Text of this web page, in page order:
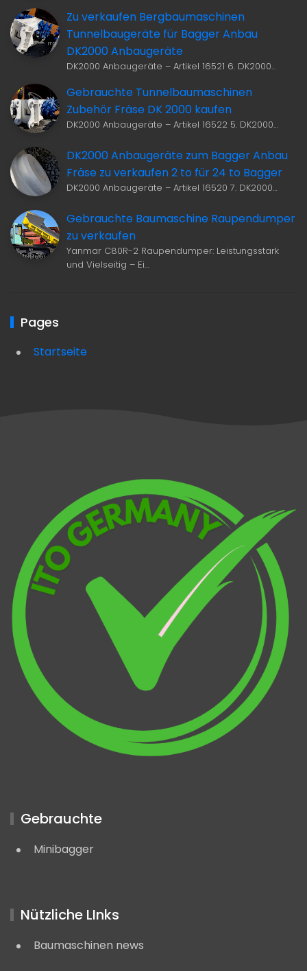
Zu verkaufen Bergbaumaschinen
Tunnelbaugeräte für Bagger Anbau
DK2000 Anbaugeräte
DK2000 Anbaugeräte – Artikel 16521 6. DK2000…
Gebrauchte Tunnelbaumaschinen
Zubehör Fräse DK 2000 kaufen
DK2000 Anbaugeräte – Artikel 16522 5. DK2000…
DK2000 Anbaugeräte zum Bagger Anbau
Fräse zu verkaufen 2 to für 24 to Bagger
DK2000 Anbaugeräte – Artikel 16520 7. DK2000…
Gebrauchte Baumaschine Raupendumper
zu verkaufen
Yanmar C80R-2 Raupendumper: Leistungsstark
und Vielseitig – Ei…
Pages
Startseite
Gebrauchte
Minibagger
Nützliche LInks
Baumaschinen news